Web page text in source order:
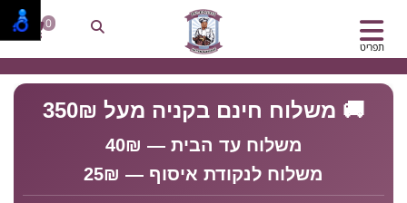
🚚 משלוח חינם בקניה מעל 350₪
משלוח עד הבית — 40₪
משלוח לנקודת איסוף — 25₪
תפריט
0